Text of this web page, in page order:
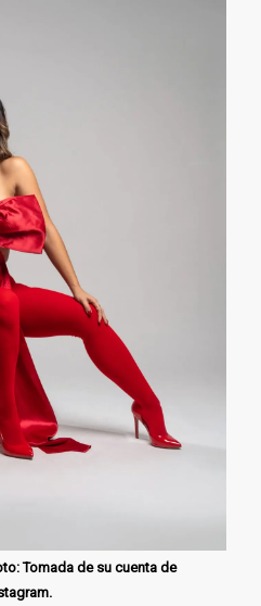
Tomada de su cuenta de